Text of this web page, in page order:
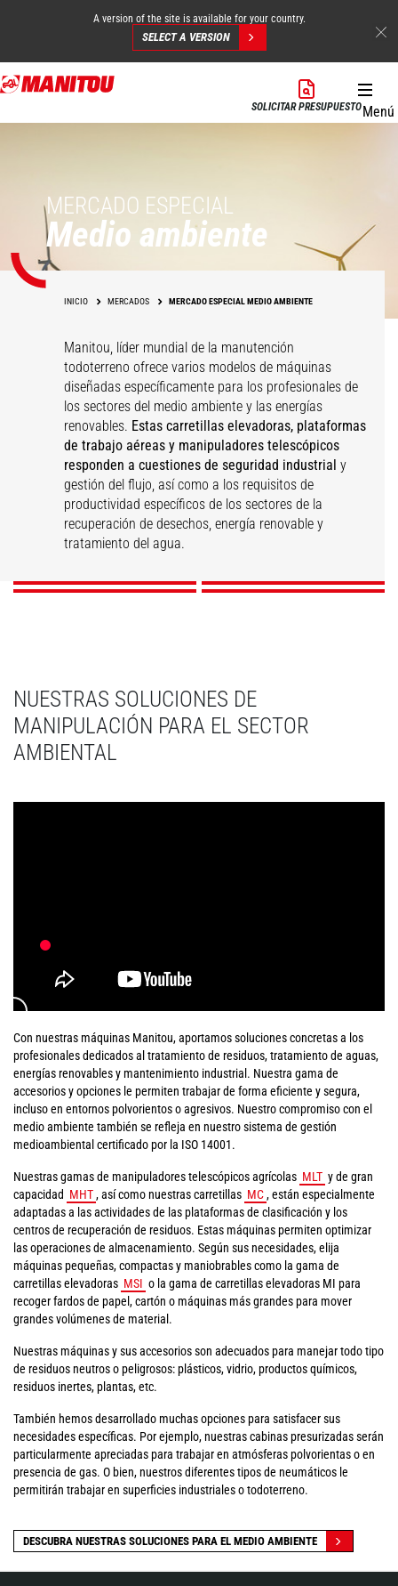
Pasar
al
A version of the site is available for your country.
SELECT A VERSION
SOLICITAR PRESUPUESTOMenú
MERCADO ESPECIAL
Medio ambiente
INICIO MERCADOS MERCADO ESPECIAL MEDIO AMBIENTE
Manitou, líder mundial de la manutención
todoterreno ofrece varios modelos de máquinas
diseñadas específicamente para los profesionales de
los sectores del medio ambiente y las energías
renovables. Estas carretillas elevadoras, plataformas
de trabajo aéreas y manipuladores telescópicos
responden a cuestiones de seguridad industrial y
gestión del flujo, así como a los requisitos de
productividad específicos de los sectores de la
recuperación de desechos, energía renovable y
tratamiento del agua.
Valorización de
residuos
Tratamiento del agua
Energías renovables
DESCUBRIR
Mantenimiento
industrial
DESCUBRIR
NUESTRAS SOLUCIONES DE
MANIPULACIÓN PARA EL SECTOR
AMBIENTAL
Con nuestras máquinas Manitou, aportamos soluciones concretas a los
profesionales dedicados al tratamiento de residuos, tratamiento de aguas,
energías renovables y mantenimiento industrial. Nuestra gama de
accesorios y opciones le permiten trabajar de forma eficiente y segura,
incluso en entornos polvorientos o agresivos. Nuestro compromiso con el
medio ambiente también se refleja en nuestro sistema de gestión
medioambiental certificado por la ISO 14001.
Nuestras gamas de manipuladores telescópicos agrícolas MLT y de gran
capacidad MHT, así como nuestras carretillas MC, están especialmente
adaptadas a las actividades de las plataformas de clasificación y los
centros de recuperación de residuos. Estas máquinas permiten optimizar
las operaciones de almacenamiento. Según sus necesidades, elija
máquinas pequeñas, compactas y maniobrables como la gama de
carretillas elevadoras MSI o la gama de carretillas elevadoras MI para
recoger fardos de papel, cartón o máquinas más grandes para mover
grandes volúmenes de material.
Nuestras máquinas y sus accesorios son adecuados para manejar todo tipo
de residuos neutros o peligrosos: plásticos, vidrio, productos químicos,
residuos inertes, plantas, etc.
También hemos desarrollado muchas opciones para satisfacer sus
necesidades específicas. Por ejemplo, nuestras cabinas presurizadas serán
particularmente apreciadas para trabajar en atmósferas polvorientas o en
presencia de gas. O bien, nuestros diferentes tipos de neumáticos le
permitirán trabajar en superficies industriales o todoterreno.
DESCUBRA NUESTRAS SOLUCIONES PARA EL MEDIO AMBIENTE